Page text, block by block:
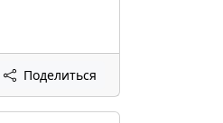
Поделиться